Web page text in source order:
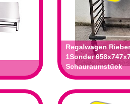
Regalwagen
1Sonder
Schauraumstück